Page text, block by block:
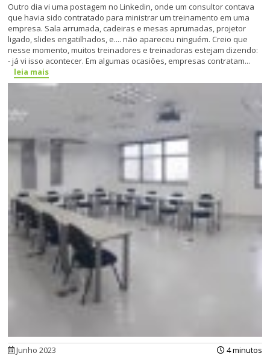
Outro dia vi uma postagem no Linkedin, onde um consultor contava
que havia sido contratado para ministrar um treinamento em uma
empresa. Sala arrumada, cadeiras e mesas aprumadas, projetor
ligado, slides engatilhados, e.... não apareceu ninguém. Creio que
nesse momento, muitos treinadores e treinadoras estejam dizendo:
- já vi isso acontecer. Em algumas ocasiões, empresas contratam...
leia mais
Junho 2023 4 minutos